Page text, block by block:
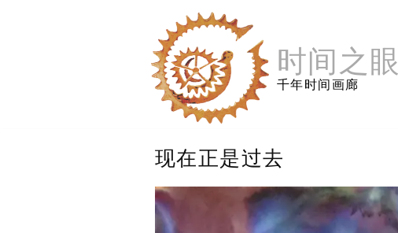
时间之眼
千年时间画廊
现在正是过去